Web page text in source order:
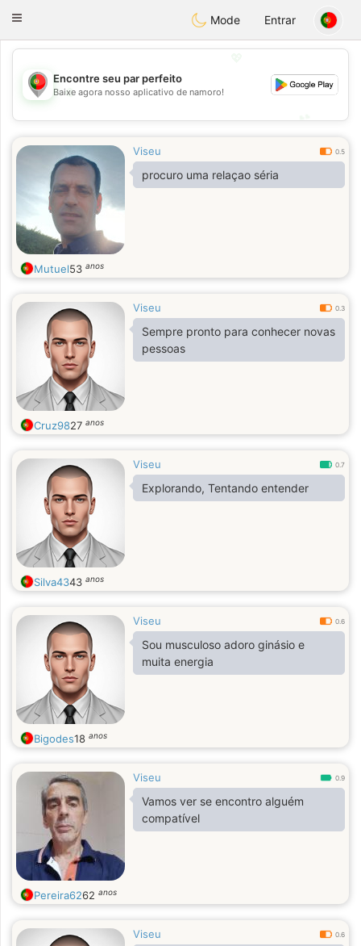
Portugues
Toggle
Mode Entrar
💖
💕
Encontre seu par perfeito
Baixe agora nosso aplicativo de namoro!
Viseu 0.5
procuro uma relaçao séria
Mutuel53 anos
Viseu 0.3
Sempre pronto para conhecer novas
pessoas
Cruz9827 anos
Viseu 0.7
Explorando, Tentando entender
Silva4343 anos
Viseu 0.6
Sou musculoso adoro ginásio e
muita energia
Bigodes18 anos
Viseu 0.9
Vamos ver se encontro alguém
compatível
Pereira6262 anos
Viseu 0.6